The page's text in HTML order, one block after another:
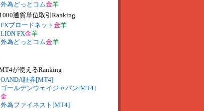
外為どっとコム金羊
FXブロードネット 金羊
LION FX金羊
外為どっとコム金羊
OANDA証券[MT4]
ゴールデンウェイジャパン[MT4]
金
外為ファイネスト[MT4]